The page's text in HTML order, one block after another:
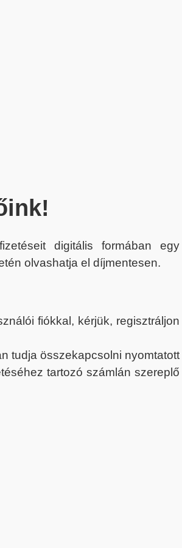
digitális formában egy
olvashatja el díjmentesen.
fiókkal, kérjük, regisztráljon
tudja összekapcsolni nyomtatott
tartozó számlán szereplő